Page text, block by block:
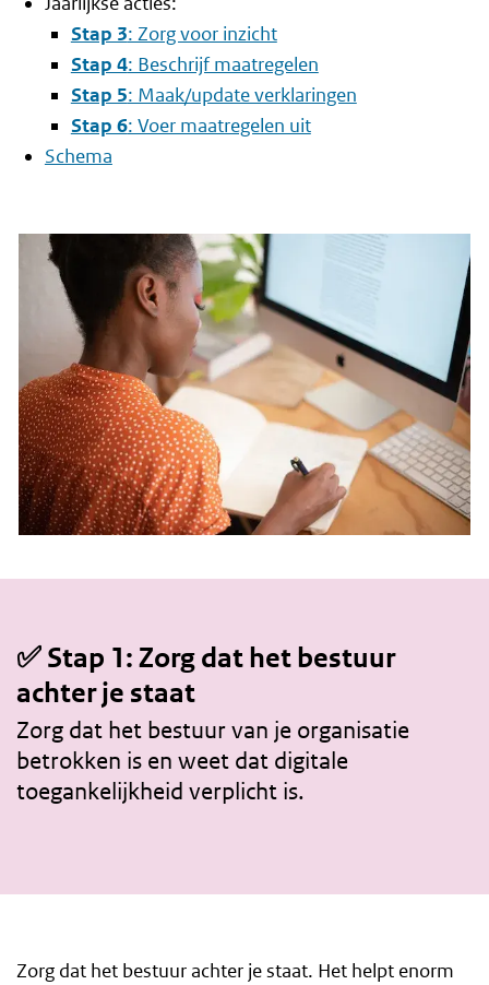
Stap 3: Zorg voor inzicht
Stap 4: Beschrijf maatregelen
Stap 5: Maak/update verklaringen
Stap 6: Voer maatregelen uit
Schema
✅ Stap 1: Zorg dat het bestuur
achter je staat
Zorg dat het bestuur van je organisatie
betrokken is en weet dat digitale
toegankelijkheid verplicht is.
Zorg dat het bestuur achter je staat. Het helpt enorm